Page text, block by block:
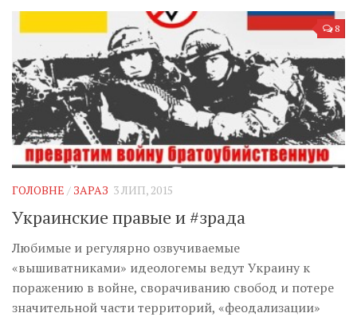
Позиція
Дії
Belles lettres
Агітатор
Музика революції
Цитати
Inter/antinational
8
ГОЛОВНЕ / ЗАРАЗ 3 ЛИП, 2015
Украинские правые и #зрада
Любимые и регулярно озвучиваемые
«вышиватниками» идеологемы ведут Украину к
поражению в войне, сворачиванию свобод и потере
значительной части территорий, «феодализации»